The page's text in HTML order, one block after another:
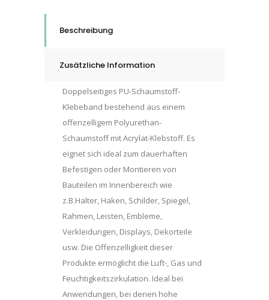
Beschreibung
Zusätzliche Information
Doppelseitiges PU-Schaumstoff-
Klebeband bestehend aus einem
offenzelligem Polyurethan-
Schaumstoff mit Acrylat-Klebstoff. Es
eignet sich ideal zum dauerhaften
Befestigen oder Montieren von
Bauteilen im Innenbereich wie
z.B.Halter, Haken, Schilder, Spiegel,
Rahmen, Leisten, Embleme,
Verkleidungen, Displays, Dekorteile
usw. Die Offenzelligkeit dieser
Produkte ermöglicht die Luft-, Gas und
Feuchtigkeitszirkulation. Ideal bei
Anwendungen, bei denen hohe